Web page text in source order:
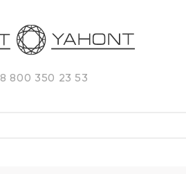
8 800 350 23 53